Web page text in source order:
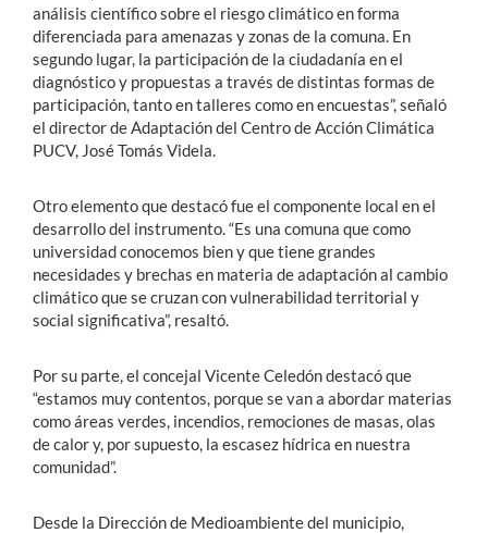
análisis científico sobre el riesgo climático en forma
diferenciada para amenazas y zonas de la comuna. En
segundo lugar, la participación de la ciudadanía en el
diagnóstico y propuestas a través de distintas formas de
participación, tanto en talleres como en encuestas”, señaló
el director de Adaptación del Centro de Acción Climática
PUCV, José Tomás Videla.
Otro elemento que destacó fue el componente local en el
desarrollo del instrumento. “Es una comuna que como
universidad conocemos bien y que tiene grandes
necesidades y brechas en materia de adaptación al cambio
climático que se cruzan con vulnerabilidad territorial y
social significativa”, resaltó.
Por su parte, el concejal Vicente Celedón destacó que
“estamos muy contentos, porque se van a abordar materias
como áreas verdes, incendios, remociones de masas, olas
de calor y, por supuesto, la escasez hídrica en nuestra
comunidad”.
Desde la Dirección de Medioambiente del municipio,